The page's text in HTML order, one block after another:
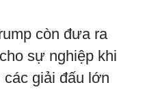
còn đưa ra
sự nghiệp khi
các giải đấu lớn